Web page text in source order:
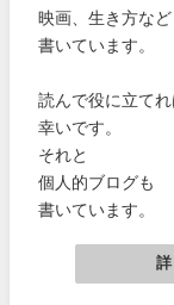
映画、生き方など
書いています。
読んで役に立て
幸いです。
それと
個人的ブログも
書いています。